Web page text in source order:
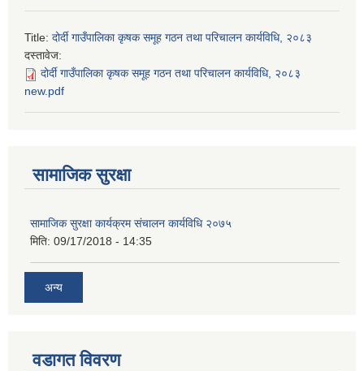
Title: दोर्दी गाउँपालिका कृषक समूह गठन तथा परिचालन कार्यविधि, २०८३
दस्तावेज:
दोर्दी गाउँपालिका कृषक समूह गठन तथा परिचालन कार्यविधि, २०८३
new.pdf
सामाजिक सुरक्षा
सामाजिक सुरक्षा कार्यक्रम संचालन कार्यविधि २०७५
मिति: 09/17/2018 - 14:35
अन्य
वडागत विवरण